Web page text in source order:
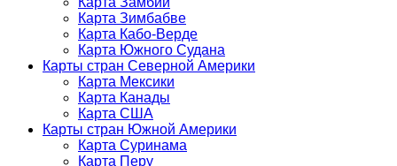
Карта Зимбабве
Карта Кабо-Верде
Карта Южного Судана
Карты стран Северной Америки
Карта Мексики
Карта Канады
Карта США
Карты стран Южной Америки
Карта Суринама
Карта Перу